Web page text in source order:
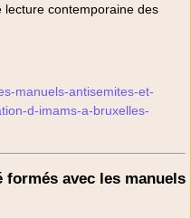
lecture contemporaine des
manuels-antisemites-et-
d-imams-a-bruxelles-
formés avec les manuels